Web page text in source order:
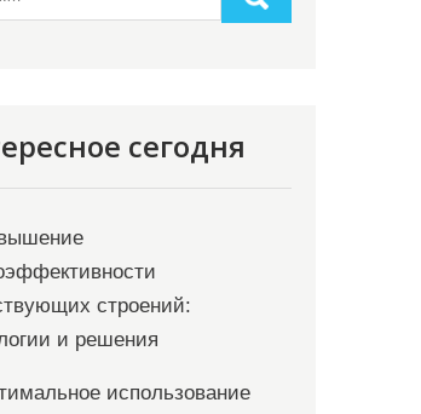
сегодня
строений:
и решения
использование